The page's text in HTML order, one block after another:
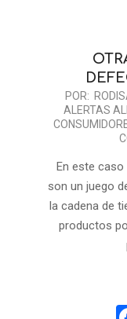
2020-POR:
ALERTAS
En este
son un juego
la cadena de
productos